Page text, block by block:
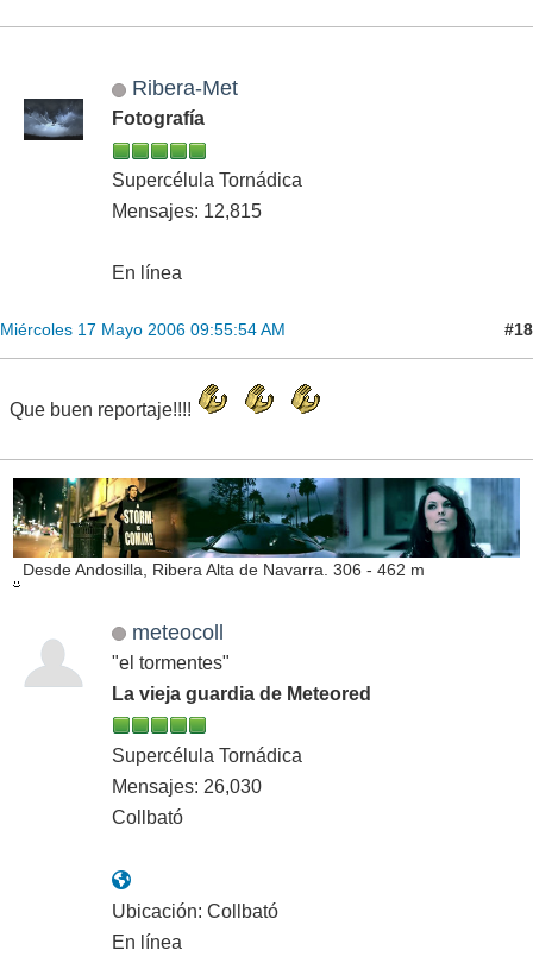
Ribera-Met
Fotografía
Supercélula Tornádica
Mensajes: 12,815
En línea
Miércoles 17 Mayo 2006 09:55:54 AM #18
Que buen reportaje!!!!
Desde Andosilla, Ribera Alta de Navarra. 306 - 462 m
meteocoll
"el tormentes"
La vieja guardia de Meteored
Supercélula Tornádica
Mensajes: 26,030
Collbató
Ubicación: Collbató
En línea